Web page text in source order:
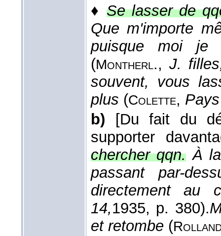
♦Se lasser de
Que m'importe
puisque moi
(Montherl., J.
souvent, vous
plus (Colette,
b)
[Du fait du
supporter
chercher qqn. À
passant par-
directement au
14,1935, p. 380).
et retombe (